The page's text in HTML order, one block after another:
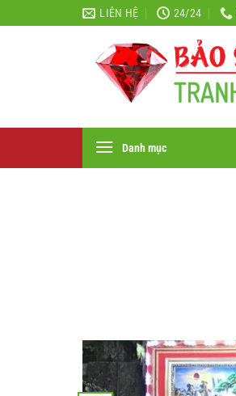
qua
LIÊN HỆ 24/24
Danh mục